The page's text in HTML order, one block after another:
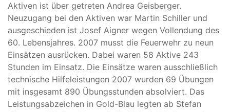
Aktiven ist über getreten Andrea Geisberger.
Neuzugang bei den Aktiven war Martin Schiller und
ausgeschieden ist Josef Aigner wegen Vollendung des
60. Lebensjahres. 2007 musst die Feuerwehr zu neun
Einsätzen ausrücken. Dabei waren 58 Aktive 243
Stunden im Einsatz. Die Einsätze waren ausschließlich
technische Hilfeleistungen 2007 wurden 69 Übungen
mit insgesamt 890 Übungsstunden absolviert. Das
Leistungsabzeichen in Gold-Blau legten ab Stefan